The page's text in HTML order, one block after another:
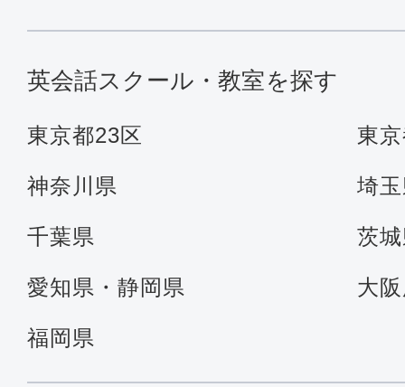
英会話スクール・教室を探す
東京都23区 東
神奈川県 埼
千葉県 茨
愛知県・静岡県 大
福岡県